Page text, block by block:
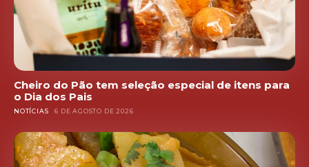
Cheiro do Pão tem seleção especial de itens para
o Dia dos Pais
NOTÍCIAS 6 DE AGOSTO DE 2026